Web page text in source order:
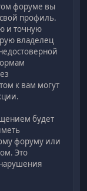
форуме вы
профиль.
и точную
владелец
к вам могут
будет
форуму или
Это